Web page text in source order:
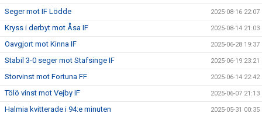
Seger mot IF Lödde 2025-08-16 22:07
Kryss i derbyt mot Åsa IF 2025-08-14 21:03
Oavgjort mot Kinna IF 2025-06-28 19:37
Stabil 3-0 seger mot Stafsinge IF 2025-06-19 23:21
Storvinst mot Fortuna FF 2025-06-14 22:42
Tölö vinst mot Vejby IF 2025-06-07 21:13
Halmia kvitterade i 94:e minuten 2025-05-31 00:35